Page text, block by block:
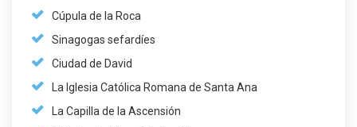
Cúpula de la Roca
Sinagogas sefardíes
Ciudad de David
La Iglesia Católica Romana de Santa Ana
La Capilla de la Ascensión